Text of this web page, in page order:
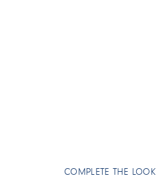
COMPLETE THE LOOK